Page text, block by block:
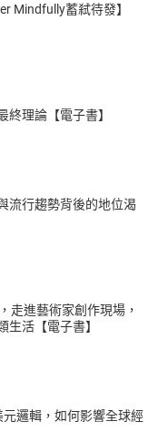
Mindfully蓄弒待發】
終理論【電子書】
流行趨勢背後的地位渴
走進藝術家創作現場，
生活【電子書】
邏輯，如何影響全球經